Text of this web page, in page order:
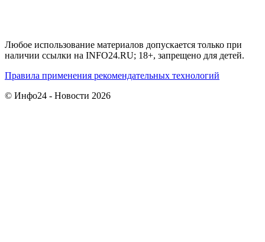
Любое использование материалов допускается только при
наличии ссылки на INFO24.RU; 18+, запрещено для детей.
Правила применения рекомендательных технологий
© Инфо24 - Новости 2026